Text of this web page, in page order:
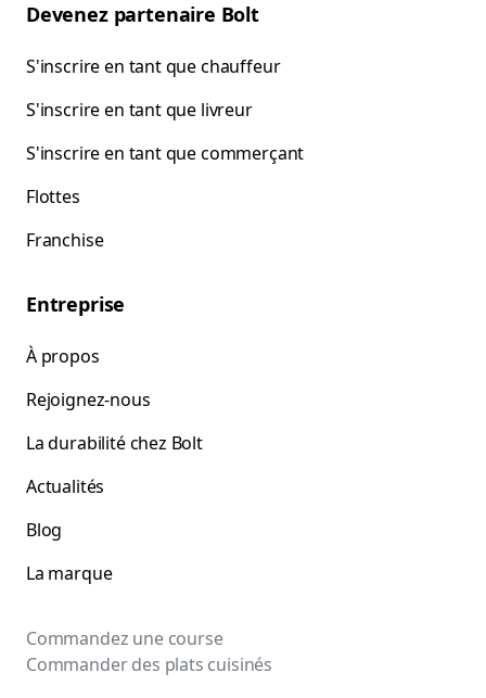
Devenez partenaire Bolt
S'inscrire en tant que chauffeur
S'inscrire en tant que livreur
S'inscrire en tant que commerçant
Flottes
Franchise
Entreprise
À propos
Rejoignez-nous
La durabilité chez Bolt
Actualités
Blog
La marque
Commandez une course
Commander des plats cuisinés